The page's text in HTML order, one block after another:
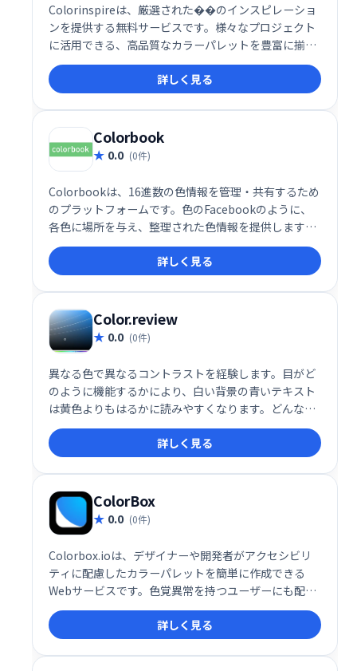
Colorinspireは、厳選された��のインスピレーショ
ンを提供する無料サービスです。様々なプロジェクト
に活用できる、高品質なカラーパレットを豊富に揃え
ています。デザインのヒントやアイデア探しに最適
で、誰でも気軽に利用できます。
詳しく見る
Colorbook
0.0 (0件)
Colorbookは、16進数の色情報を管理・共有するため
のプラットフォームです。色のFacebookのように、
各色に場所を与え、整理された色情報を提供します。
デザインや開発の効率化に役立ち、色に関する情報を
一元管理できます。
詳しく見る
Color.review
0.0 (0件)
異なる色で異なるコントラストを経験します。目がど
のように機能するかにより、白い背景の青いテキスト
は黄色よりもはるかに読みやすくなります。どんな媒
体であっても、人間のために設計するとき、これは常
に心に留めておくべきものです。さらに重要なこと
に、推定2億1,700万人が視覚障害を抱えて生活してい
ます。できるだけ多くの人があなたの作品を使用して
読むことができるようにするために、常に色の相対的
なコントラストに注意してください。これにより、色
覚異常のある人を含め、すべての人があなたのコンテ
ンツを見ることができます。
詳しく見る
ColorBox
0.0 (0件)
Colorbox.ioは、デザイナーや開発者がアクセシビリ
ティに配慮したカラーパレットを簡単に作成できる
Webサービスです。色覚異常を持つユーザーにも配慮
したデザインを支援し、色の組み合わせが視覚的にど
のように見えるかをシミュレートできます。色盲な
ど、視覚障害を持つ方にもアクセスしやすいデザイン
作成をサポートします。
詳しく見る